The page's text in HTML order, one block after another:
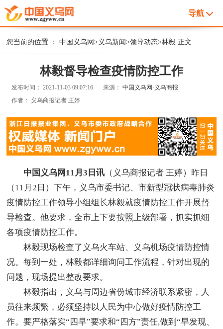
导航
您当前的位置 ：中国义乌网> 义乌新闻>领导动态>林毅 正文
林毅督导检查疫情防控工作
发布时间：2021-11-03 09:07:16 来源：中国义乌网·义乌商报
作者：
义乌商报记者 王婷
中国义乌网11月3日讯 （义乌商报记者 王婷）昨日
（11月2日）下午，义乌市委书记、市新型冠状病毒肺炎
疫情防控工作领导小组组长林毅就疫情防控工作开展督
导检查。他要求，全市上下要按照上级部署，抓实抓细
各项疫情防控工作。
林毅现场检查了义乌火车站、义乌机场疫情防控情
况。每到一处，林毅都详细询问工作流程，针对出现的
问题，现场提出整改要求。
林毅指出，义乌与周边省份城市经济联系紧密，人
员往来频繁，必须坚持以人民为中心做好疫情防控工
作。要严格落实“四早”要求和“四方”责任,做到“早发现、